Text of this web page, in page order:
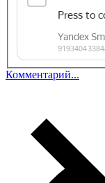
Комментарий...